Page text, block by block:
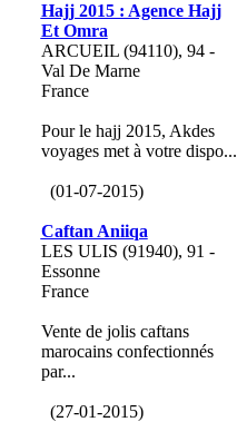
Hajj 2015 : Agence Hajj
Et Omra
ARCUEIL (94110), 94 -
Val De Marne
France
Pour le hajj 2015, Akdes
voyages met à votre dispo...
(01-07-2015)
Caftan Aniiqa
LES ULIS (91940), 91 -
Essonne
France
Vente de jolis caftans
marocains confectionnés
par...
(27-01-2015)